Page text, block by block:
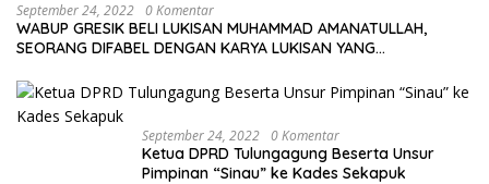
September 24, 2022 0 Komentar
WABUP GRESIK BELI LUKISAN MUHAMMAD AMANATULLAH,
SEORANG DIFABEL DENGAN KARYA LUKISAN YANG
September 24, 2022 0 Komentar
Ketua DPRD Tulungagung Beserta Unsur
Pimpinan “Sinau” ke Kades Sekapuk